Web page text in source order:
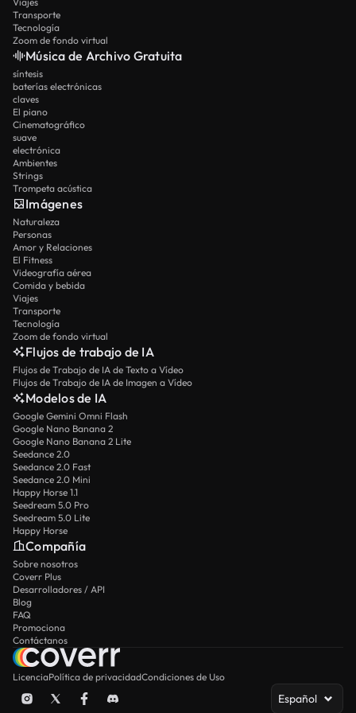
Transporte
Tecnología
Zoom de fondo virtual
Música de Archivo Gratuita
síntesis
baterías electrónicas
claves
El piano
Cinematográfico
suave
electrónica
Ambientes
Strings
Trompeta acústica
Imágenes
Naturaleza
Personas
Amor y Relaciones
El Fitness
Videografía aérea
Comida y bebida
Viajes
Transporte
Tecnología
Zoom de fondo virtual
Flujos de trabajo de IA
Flujos de Trabajo de IA de Texto a Vídeo
Flujos de Trabajo de IA de Imagen a Vídeo
Modelos de IA
Google Gemini Omni Flash
Google Nano Banana 2
Google Nano Banana 2 Lite
Seedance 2.0
Seedance 2.0 Fast
Seedance 2.0 Mini
Happy Horse 1.1
Seedream 5.0 Pro
Seedream 5.0 Lite
Happy Horse
Compañía
Sobre nosotros
Coverr Plus
Desarrolladores / API
Blog
FAQ
Promociona
Contáctanos
LicenciaPolítica de privacidadCondiciones de Uso
Español